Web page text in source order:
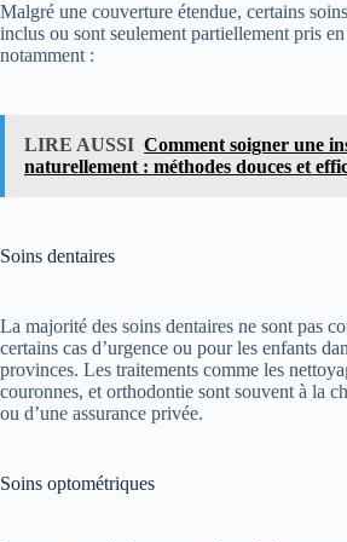
Malgré une couverture étendue, certains
inclus ou sont seulement partiellement pris
notamment :
LIRE AUSSI Comment soigner une
naturellement : méthodes douces et
Soins dentaires
La majorité des soins dentaires ne sont pas
certains cas d’urgence ou pour les enfants
provinces. Les traitements comme les
couronnes, et orthodontie sont souvent à la
ou d’une assurance privée.
Soins optométriques